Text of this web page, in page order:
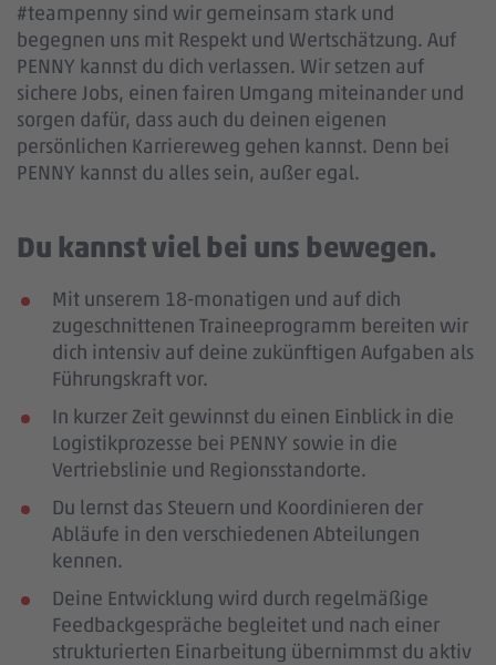
#teampenny sind wir gemeinsam stark und
begegnen uns mit Respekt und Wertschätzung. Auf
PENNY kannst du dich verlassen. Wir setzen auf
sichere Jobs, einen fairen Umgang miteinander und
sorgen dafür, dass auch du deinen eigenen
persönlichen Karriereweg gehen kannst. Denn bei
PENNY kannst du alles sein, außer egal.
Du kannst viel bei uns bewegen.
Mit unserem 18-monatigen und auf dich
zugeschnittenen Traineeprogramm bereiten wir
dich intensiv auf deine zukünftigen Aufgaben als
Führungskraft vor.
In kurzer Zeit gewinnst du einen Einblick in die
Logistikprozesse bei PENNY sowie in die
Vertriebslinie und Regionsstandorte.
Du lernst das Steuern und Koordinieren der
Abläufe in den verschiedenen Abteilungen
kennen.
Deine Entwicklung wird durch regelmäßige
Feedbackgespräche begleitet und nach einer
strukturierten Einarbeitung übernimmst du aktiv